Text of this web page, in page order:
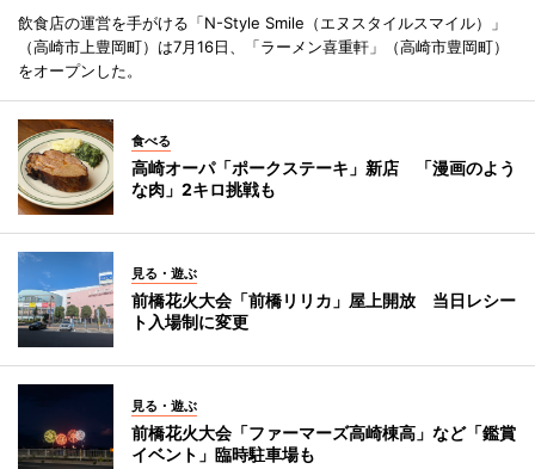
飲食店の運営を手がける「N-Style Smile（エヌスタイルスマイル）」
（高崎市上豊岡町）は7月16日、「ラーメン喜重軒」（高崎市豊岡町）
をオープンした。
食べる
高崎オーパ「ポークステーキ」新店 「漫画のよう
な肉」2キロ挑戦も
見る・遊ぶ
前橋花火大会「前橋リリカ」屋上開放 当日レシー
ト入場制に変更
見る・遊ぶ
前橋花火大会「ファーマーズ高崎棟高」など「鑑賞
イベント」臨時駐車場も